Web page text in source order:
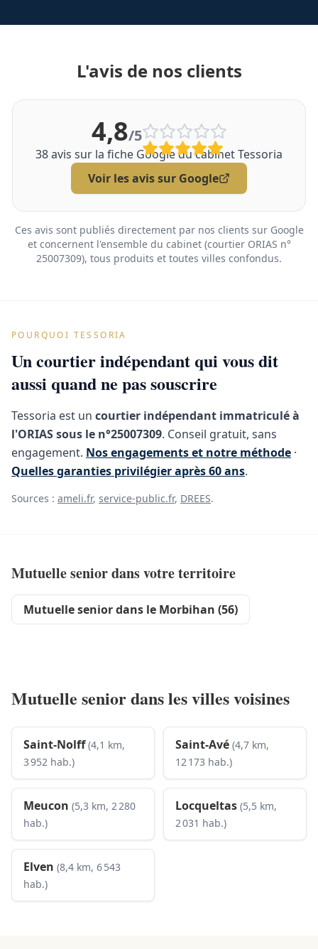
L'avis de nos clients
4,8/5
38avis sur la fiche Google du cabinet Tessoria
Voir les avis sur Google
Ces avis sont publiés directement par nos clients sur Google
et concernent l'ensemble du cabinet (courtier ORIAS n°
25007309), tous produits et toutes villes confondus.
POURQUOI TESSORIA
Un courtier indépendant qui vous dit
aussi quand ne pas souscrire
Tessoria est un courtier indépendant immatriculé à
l'ORIAS sous le n°25007309. Conseil gratuit, sans
engagement. Nos engagements et notre méthode ·
Quelles garanties privilégier après 60 ans.
Sources : ameli.fr, service-public.fr, DREES.
Mutuelle senior dans votre territoire
Mutuelle senior dans le Morbihan (56)
Mutuelle senior dans les villes voisines
Saint-Nolff(4,1 km,
3 952 hab.)
Saint-Avé (4,7 km,
12 173 hab.)
Meucon (5,3 km, 2 280
hab.)
Locqueltas (5,5 km,
2 031 hab.)
Elven (8,4 km, 6 543
hab.)